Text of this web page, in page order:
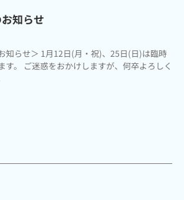
お知らせ
知らせ＞ 1月12日(月・祝)、25日(日)は臨時
す。 ご迷惑をおかけしますが、何卒よろしく